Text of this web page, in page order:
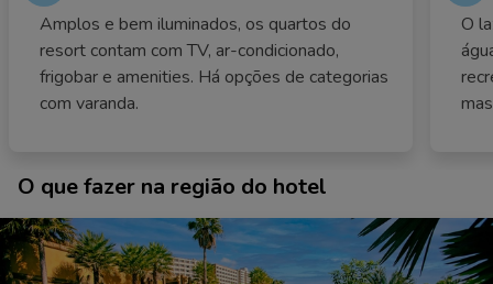
Amplos e bem iluminados, os quartos do
resort contam com TV, ar-condicionado,
frigobar e amenities. Há opções de categorias
com varanda.
O
O que fazer na região do hotel